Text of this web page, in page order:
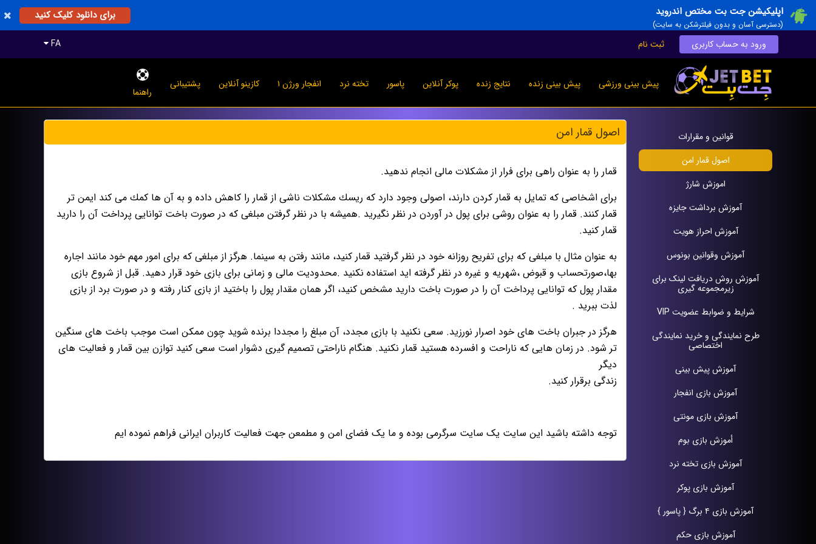
اپلیکیشن جت بت مختص اندروید
(دسترسی آسان و بدون فیلترشکن به سایت)
برای دانلود کلیک کنید
FA ورود به حساب کاربری ثبت نام
پیش بینی ورزشی پیش بینی زنده نتایج زنده پوکر آنلاین پاسور تخته نرد انفجار ورژن ۱ کازینو آنلاین پشتیبانی
راهنما
قوانين و مقرارات
اصول قمار امن
اموزش شارژ
آموزش برداشت جایزه
آموزش احراز هویت
آموزش وقوانين بونوس
آموزش روش دریافت لينک براى
زيرمجموعه گيرى
شرایط و ضوابط عضویت VIP
طرح نمايندگى و خريد نمايندگى
اختصاصى
آموزش پيش بينی
آموزش بازی انفجار
آموزش بازی مونتی
أموزش بازی بوم
آموزش بازی تخته نرد
آموزش بازی پوکر
آموزش بازی ۴ برگ { پاسور }
آموزش بازی حکم
اصول قمار امن
قمار را به عنوان راهى براى فرار از مشكلات مالى انجام ندهيد.
براى اشخاصى كه تمايل به قمار كردن دارند، اصولى وجود دارد كه ريسك مشكلات ناشى از قمار را كاهش داده و به آن ها كمك مى كند ايمن تر
قمار كنند. قمار را به عنوان روشى براى پول در آوردن در نظر نگيريد .هميشه با در نظر گرفتن مبلغى كه در صورت باخت توانايى پرداخت آن را داريد
قمار كنيد.
به عنوان مثال با مبلغى كه براى تفريح روزانه خود در نظر گرفتيد قمار كنيد، مانند رفتن به سينما. هرگز از مبلغى كه براى امور مهم خود مانند اجاره
بها،صورتحساب و قبوض ،شهريه و غيره در نظر گرفته اید استفاده نكنيد .محدوديت مالى و زمانى براى بازى خود قرار دهيد. قبل از شروع بازى
مقدار پول كه توانايى پرداخت آن را در صورت باخت داريد مشخص كنيد، اگر همان مقدار پول را باختيد از بازى كنار رفته و در صورت برد از بازى
لذت ببريد .
هرگز در جبران باخت هاى خود اصرار نورزيد. سعى نكنيد با بازی مجدد، آن مبلغ را مجددا برنده شويد چون ممكن است موجب باخت هاى سنگين
تر شود. در زمان هايى كه ناراحت و افسرده هستيد قمار نكنيد. هنگام ناراحتى تصميم گيرى دشوار است سعى كنيد توازن بين قمار و فعاليت هاى
ديگر
زندگى برقرار كنيد.
توجه داشته باشید این سایت یک سایت سرگرمی بوده و ما یک فضای امن و مطمعن جهت فعالیت کاربران ایرانی فراهم نموده ایم